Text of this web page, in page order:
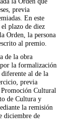
previa
En este
el plazo de diez
Orden, la persona
al premio.
de la obra
la formalización
al de la
previa
Cultural
de Cultura y
la remisión
diciembre de